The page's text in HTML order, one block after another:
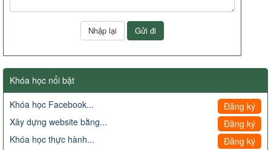
Khóa học nổi bật
Khóa học Facebook...
Đăng ký
Xây dựng website bằng...
Đăng ký
Khóa học thực hành...
Đăng ký